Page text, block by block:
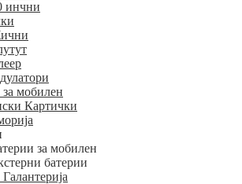
инчни
мобилен
Картички
за мобилен
батерии